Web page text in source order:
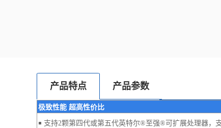
产品特点 产品参数
极致性能 超高性价比
￭ 支持2颗第四代或第五代英特尔®至强®可扩展处理器，